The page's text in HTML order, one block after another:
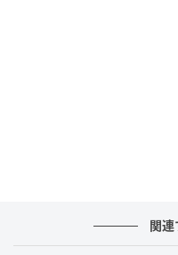
7人のメンバーとウン
をお願い申し上げる」
関連